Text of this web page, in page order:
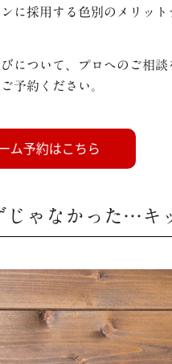
に採用する色別のメリッ
について、プロへのご相
予約ください。
じゃなかった…キ